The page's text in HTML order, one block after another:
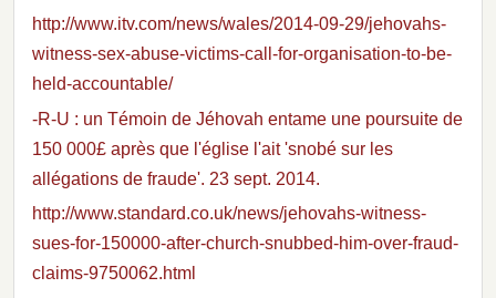
http://www.itv.com/news/wales/2014-09-29/jehovahs-
witness-sex-abuse-victims-call-for-organisation-to-be-
held-accountable/
-R-U : un Témoin de Jéhovah entame une poursuite de
150 000£ après que l'église l'ait 'snobé sur les
allégations de fraude'. 23 sept. 2014.
http://www.standard.co.uk/news/jehovahs-witness-
sues-for-150000-after-church-snubbed-him-over-fraud-
claims-9750062.html